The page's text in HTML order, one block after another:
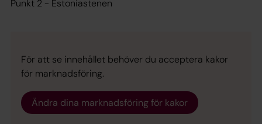
Punkt 2 - Estoniastenen
För att se innehållet behöver du acceptera kakor
för marknadsföring.
Ändra dina marknadsföring för kakor